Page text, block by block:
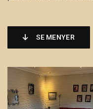
SE MENYER